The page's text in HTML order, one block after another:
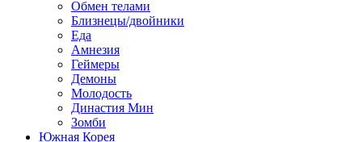
Обмен телами
Близнецы/двойники
Еда
Амнезия
Геймеры
Демоны
Молодость
Династия Мин
Зомби
Южная Корея